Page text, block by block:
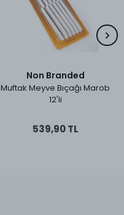
Non Branded
Muftak Meyve Bıçağı Marob
12'li
539,90 TL